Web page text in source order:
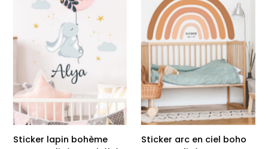
Affiche bébé Mes
premières fois
personnalisable
À partir
34,90€
Affiche personnalisée
petits carreaux pour
enfant
À partir
de
14,90€
+15
Sticker lapin bohème
Sticker arc en ciel boho